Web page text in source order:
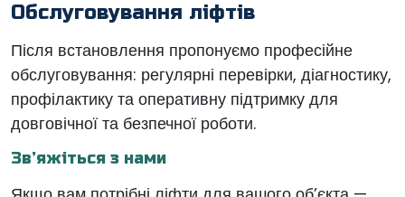
Обслуговування ліфтів
Після встановлення пропонуємо професійне
обслуговування: регулярні перевірки, діагностику,
профілактику та оперативну підтримку для
довговічної та безпечної роботи.
Зв’яжіться з нами